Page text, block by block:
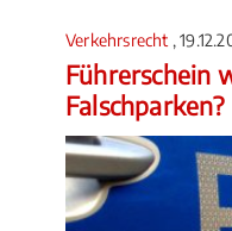
Verkehrsrecht ,
Führerschein
Falschparken?